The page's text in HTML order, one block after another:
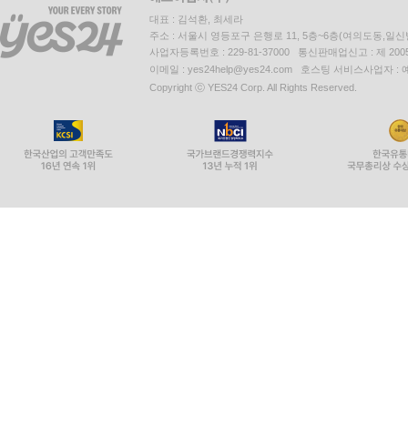
대표 : 김석환, 최세라
주소 : 서울시 영등포구 은행로 11, 5층~6층(여의도동,일신
사업자등록번호 : 229-81-37000 통신판매업신고 : 제
이메일 : yes24help@yes24.com 호스팅 서비스사업자 :
Copyright ⓒ YES24 Corp. All Rights Reserved.